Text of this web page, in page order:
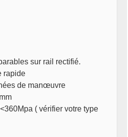
sur rail rectifié.
rapide
de manœuvre
( vérifier votre type